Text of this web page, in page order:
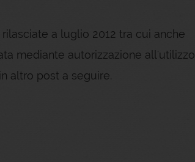
a luglio 2012 tra cui anche
mediante autorizzazione all'utilizzo
altro post a seguire.